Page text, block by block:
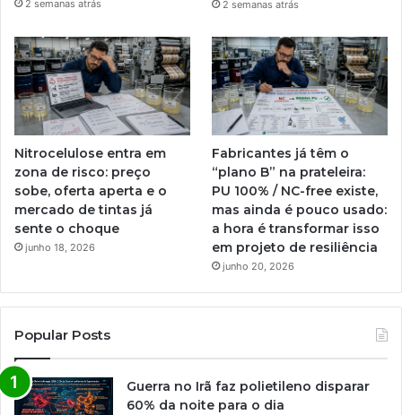
2 semanas atrás 2 semanas atrás
Nitrocelulose entra em
zona de risco: preço
sobe, oferta aperta e o
mercado de tintas já
sente o choque
junho 18, 2026
Fabricantes já têm o
“plano B” na prateleira:
PU 100% / NC-free existe,
mas ainda é pouco usado:
a hora é transformar isso
em projeto de resiliência
junho 20, 2026
Popular Posts
Guerra no Irã faz polietileno disparar
60% da noite para o dia